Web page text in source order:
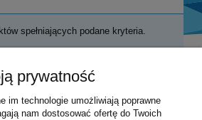
spełniających podane kryteria.
Moje konto
prywatność
im technologie umożliwiają poprawne
nam dostosować ofertę do Twoich